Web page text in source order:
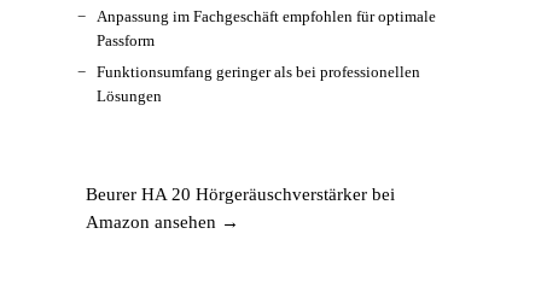
Anpassung im Fachgeschäft empfohlen für optimale
Passform
Funktionsumfang geringer als bei professionellen
Lösungen
Beurer HA 20 Hörgeräuschverstärker bei
Amazon ansehen →